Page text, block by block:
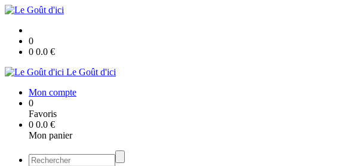
0
0 0.0 €
Le Goût d'ici
Mon compte
0
Favoris
0 0.0 €
Mon panier